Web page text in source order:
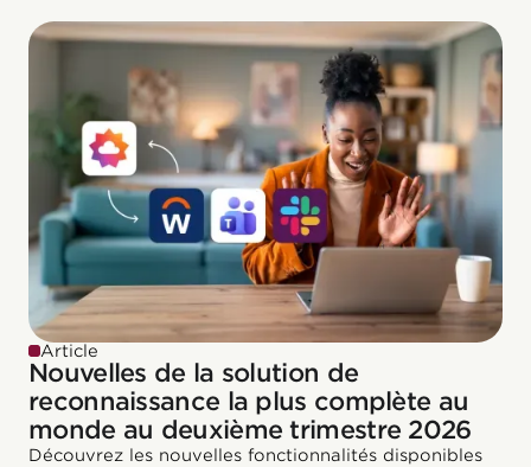
Article
Nouvelles de la solution de
reconnaissance la plus complète au
monde au deuxième trimestre 2026
Découvrez les nouvelles fonctionnalités disponibles